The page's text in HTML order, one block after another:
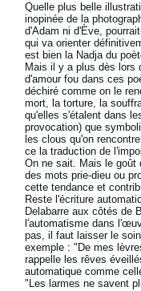
Quelle plus belle
inopinée de la
d'Adam ni d'Ève,
qui va orienter
est bien la Nadja du
Mais il y a plus dès lors
d'amour fou dans ces
déchiré comme on le
mort, la torture, la
qu'elles s'étalent dans
provocation) que
les clous qu'on
ce la traduction de
On ne sait. Mais le goût
des mots prie-dieu ou
cette tendance et
Reste l'écriture
Delabarre aux côtés de
l'automatisme dans
pas, il faut laisser le
exemple : "De mes
rappelle les rêves
automatique comme
"Les larmes ne savent